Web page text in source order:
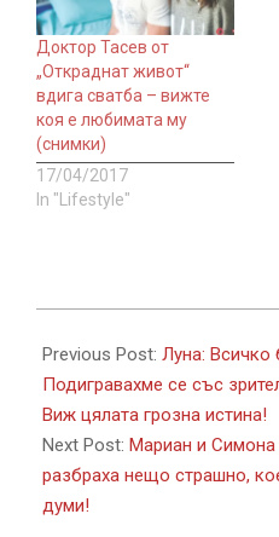
Доктор Тасев от
„Откраднат живот“
вдига сватба – вижте
коя е любимата му
(снимки)
17/04/2017
In "Lifestyle"
12-
13
Previous Post: Луна: Всичко
Подигравахме се със
Виж цялата грозна истина!
Next Post: Мариан и Симона
разбраха нещо страшно,
думи!